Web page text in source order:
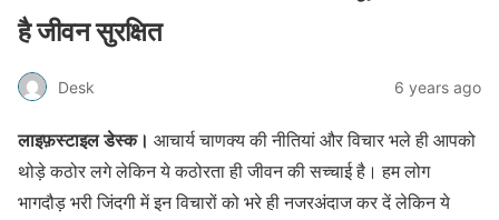
है जीवन सुरक्षित
Desk 6 years ago
लाइफ़स्टाइल डेस्क। आचार्य चाणक्य की नीतियां और विचार भले ही आपको
थोड़े कठोर लगे लेकिन ये कठोरता ही जीवन की सच्चाई है। हम लोग
भागदौड़ भरी जिंदगी में इन विचारों को भरे ही नजरअंदाज कर दें लेकिन ये